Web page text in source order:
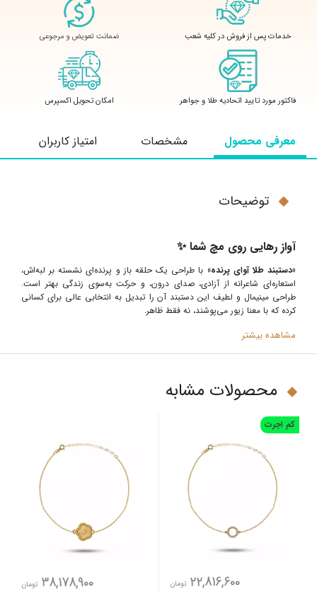
خدمات پس از فروش در کلیه شعب ضمانت تعویض و مرجوعی
فاکتور مورد تایید اتحادیه طلا و جواهر امکان تحویل اکسپرس
معرفی محصول مشخصات امتیاز کاربران
توضیحات
آواز رهایی روی مچ شما ✨
«دستبند طلا آوای پرنده» با طراحی یک حلقه باز و پرنده‌ای نشسته بر لبه‌اش،
استعاره‌ای شاعرانه از آزادی، صدای درون، و حرکت به‌سوی زندگی بهتر است.
طراحی مینیمال و لطیف این دستبند آن را تبدیل به انتخابی عالی برای کسانی
کرده که با معنا زیور می‌پوشند، نه فقط ظاهر.
مشاهده بیشتر
محصولات مشابه
کم اجرت
22,816,600 تومان 38,178,900 تومان